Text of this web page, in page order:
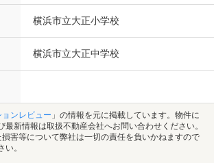
横浜市立大正小学校
横浜市立大正中学校
ョンレビュー 」の情報を元に掲載しています。物件に
最新情報は取扱不動産会社へお問い合わせください。
害等について弊社は一切の責任を負いかねますので
。